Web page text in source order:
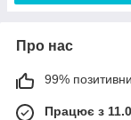
Про нас
99%
Працює з